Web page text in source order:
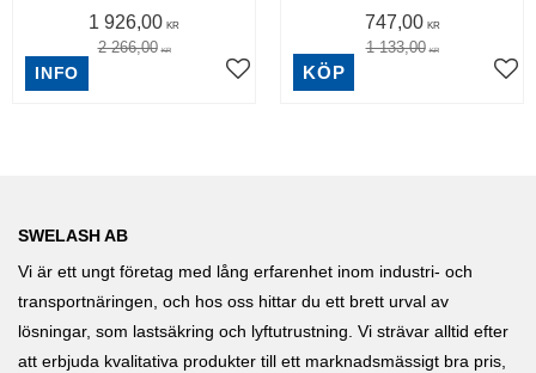
1 926,00 KR
2 266,00 KR
INFO
747,00 KR
1 133,00 KR
KÖP
SWELASH AB
Vi är ett ungt företag med lång erfarenhet inom industri- och
transportnäringen, och hos oss hittar du ett brett urval av
lösningar, som lastsäkring och lyftutrustning. Vi strävar alltid efter
att erbjuda kvalitativa produkter till ett marknadsmässigt bra pris,